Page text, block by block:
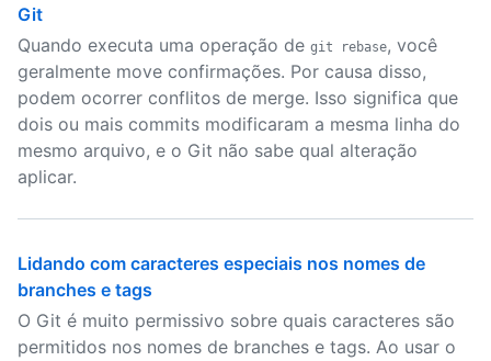
Git
Quando executa uma operação de git rebase, você
geralmente move confirmações. Por causa disso,
podem ocorrer conflitos de merge. Isso significa que
dois ou mais commits modificaram a mesma linha do
mesmo arquivo, e o Git não sabe qual alteração
aplicar.
Lidando com caracteres especiais nos nomes de
branches e tags
O Git é muito permissivo sobre quais caracteres são
permitidos nos nomes de branches e tags. Ao usar o